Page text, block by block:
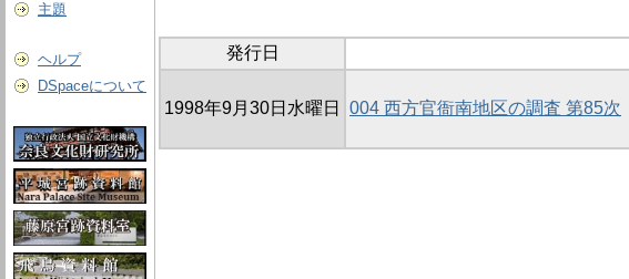
主題
ヘルプ
DSpaceについて
発行日
1998年9月30日水曜日 004 西方官衙南地区の調査 第85次